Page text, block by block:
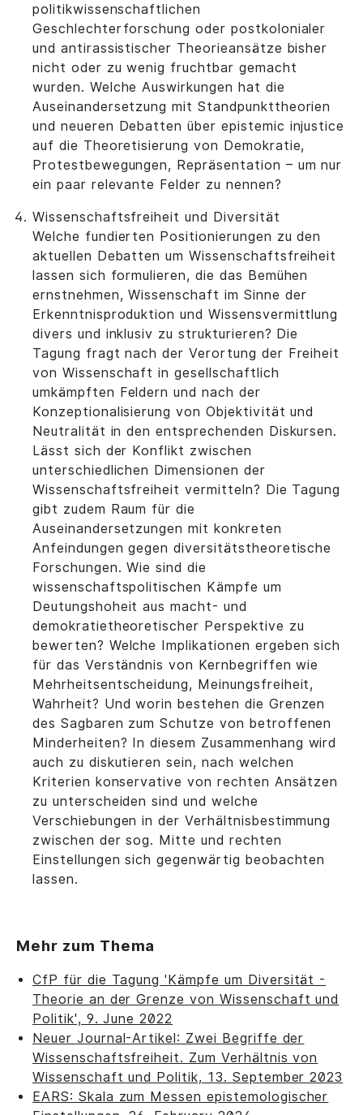
politikwissenschaftlichen
Geschlechterforschung oder postkolonialer
und antirassistischer Theorieansätze bisher
nicht oder zu wenig fruchtbar gemacht
wurden. Welche Auswirkungen hat die
Auseinandersetzung mit Standpunkttheorien
und neueren Debatten über epistemic injustice
auf die Theoretisierung von Demokratie,
Protestbewegungen, Repräsentation – um nur
ein paar relevante Felder zu nennen?
Wissenschaftsfreiheit und Diversität
Welche fundierten Positionierungen zu den
aktuellen Debatten um Wissenschaftsfreiheit
lassen sich formulieren, die das Bemühen
ernstnehmen, Wissenschaft im Sinne der
Erkenntnisproduktion und Wissensvermittlung
divers und inklusiv zu strukturieren? Die
Tagung fragt nach der Verortung der Freiheit
von Wissenschaft in gesellschaftlich
umkämpften Feldern und nach der
Konzeptionalisierung von Objektivität und
Neutralität in den entsprechenden Diskursen.
Lässt sich der Konflikt zwischen
unterschiedlichen Dimensionen der
Wissenschaftsfreiheit vermitteln? Die Tagung
gibt zudem Raum für die
Auseinandersetzungen mit konkreten
Anfeindungen gegen diversitätstheoretische
Forschungen. Wie sind die
wissenschaftspolitischen Kämpfe um
Deutungshoheit aus macht- und
demokratietheoretischer Perspektive zu
bewerten? Welche Implikationen ergeben sich
für das Verständnis von Kernbegriffen wie
Mehrheitsentscheidung, Meinungsfreiheit,
Wahrheit? Und worin bestehen die Grenzen
des Sagbaren zum Schutze von betroffenen
Minderheiten? In diesem Zusammenhang wird
auch zu diskutieren sein, nach welchen
Kriterien konservative von rechten Ansätzen
zu unterscheiden sind und welche
Verschiebungen in der Verhältnisbestimmung
zwischen der sog. Mitte und rechten
Einstellungen sich gegenwärtig beobachten
lassen.
Mehr zum Thema
CfP für die Tagung 'Kämpfe um Diversität -
Theorie an der Grenze von Wissenschaft und
Politik', 9. June 2022
Neuer Journal-Artikel: Zwei Begriffe der
Wissenschaftsfreiheit. Zum Verhältnis von
Wissenschaft und Politik, 13. September 2023
EARS: Skala zum Messen epistemologischer